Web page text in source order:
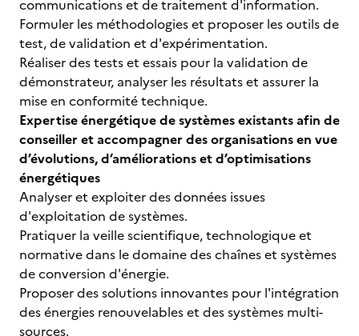
communications et de traitement d'information.
Formuler les méthodologies et proposer les outils de
test, de validation et d'expérimentation.
Réaliser des tests et essais pour la validation de
démonstrateur, analyser les résultats et assurer la
mise en conformité technique.
Expertise énergétique de systèmes existants afin de
conseiller et accompagner des organisations en vue
d’évolutions, d’améliorations et d’optimisations
énergétiques
Analyser et exploiter des données issues
d'exploitation de systèmes.
Pratiquer la veille scientifique, technologique et
normative dans le domaine des chaînes et systèmes
de conversion d'énergie.
Proposer des solutions innovantes pour l'intégration
des énergies renouvelables et des systèmes multi-
sources.